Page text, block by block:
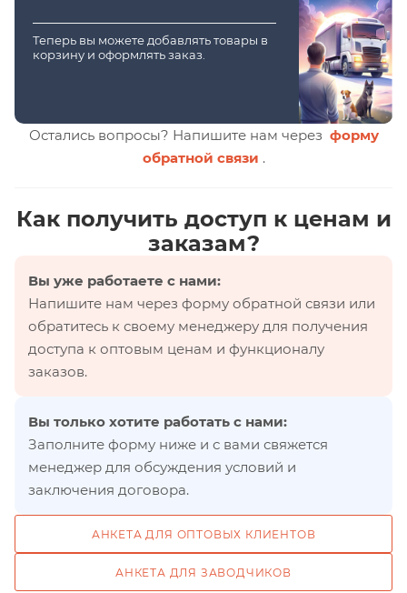
Теперь вы можете добавлять товары в
корзину и оформлять заказ.
Остались вопросы? Напишите нам через форму
обратной связи .
Как получить доступ к ценам и
заказам?
Вы уже работаете с нами:
Напишите нам через форму обратной связи или
обратитесь к своему менеджеру для получения
доступа к оптовым ценам и функционалу
заказов.
Вы только хотите работать с нами:
Заполните форму ниже и с вами свяжется
менеджер для обсуждения условий и
заключения договора.
АНКЕТА ДЛЯ ОПТОВЫХ КЛИЕНТОВ
АНКЕТА ДЛЯ ЗАВОДЧИКОВ